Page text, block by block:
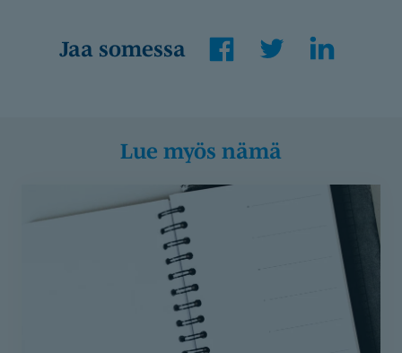
Jaa somessa
Lue myös nämä
hallintaan